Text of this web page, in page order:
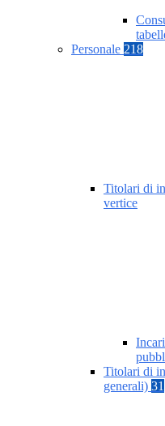
Personale 218
Titolari di
vertice
Titolari di
generali) 31